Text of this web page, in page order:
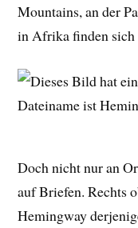
Mountains, an der
in Afrika finden
Doch nicht nur an
auf Briefen. Rechts
Hemingway